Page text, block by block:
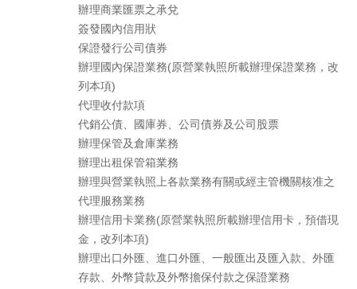
辦理商業匯票之承兌
簽發國內信用狀
保證發行公司債券
辦理國內保證業務(原營業執照所載辦理保證業務，改
列本項)
代理收付款項
代銷公債、國庫券、公司債券及公司股票
辦理保管及倉庫業務
辦理出租保管箱業務
辦理與營業執照上各款業務有關或經主管機關核准之
代理服務業務
辦理信用卡業務(原營業執照所載辦理信用卡，預借現
金，改列本項)
辦理出口外匯、進口外匯、一般匯出及匯入款、外匯
存款、外幣貸款及外幣擔保付款之保證業務